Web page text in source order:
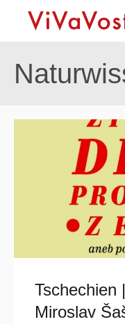
Tschechien
Miroslav